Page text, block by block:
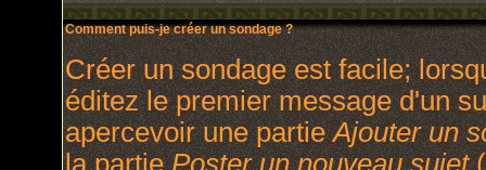
Comment puis-je créer un sondage ?
Créer un sondage est facile;
éditez le premier message d'un
apercevoir une partieAjouter un
la partiePoster un nouveau sujet